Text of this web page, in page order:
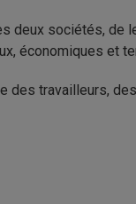
deux sociétés, de
économiques et
des travailleurs,